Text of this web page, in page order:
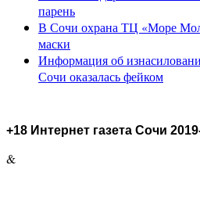
парень
В Сочи охрана ТЦ «Море
маски
Информация об
Сочи оказалась фейком
+18 Интернет газета Сочи
&